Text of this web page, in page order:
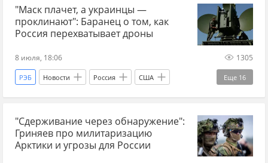
Пэтриот (зенитный ракетный комплекс )
вооружения Интервью
фронт на Украине сейчас БПЛА
"Маск плачет, а украинцы —
проклинают": Баранец о том, как
Россия перехватывает дроны
8 июля, 18:06 1305
Еще 16
РЭБ Новости Россия США
Украина Виктор Баранец Украина.ру
Главные новости главное
новости СВО Россия сводка СВО
"Сдерживание через обнаружение":
Гриняев про милитаризацию
Арктики и угрозы для России